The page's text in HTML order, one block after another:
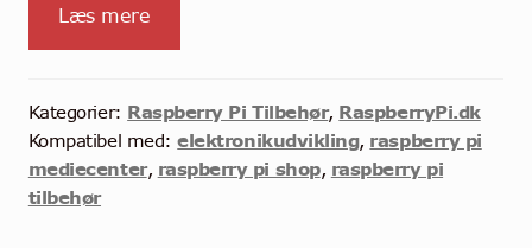
Læs mere
Kategorier: Raspberry Pi Tilbehør, RaspberryPi.dk
Kompatibel med:elektronikudvikling, raspberry pi
mediecenter, raspberry pi shop, raspberry pi
tilbehør